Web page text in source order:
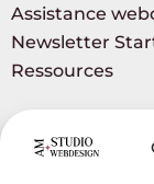
Assistance
Newsletter
Ressources
Contact